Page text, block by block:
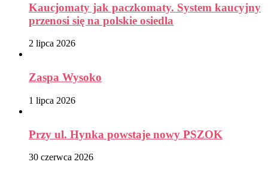
Kaucjomaty jak paczkomaty. System kaucyjny
przenosi się na polskie osiedla
2 lipca 2026
Zaspa Wysoko
1 lipca 2026
Przy ul. Hynka powstaje nowy PSZOK
30 czerwca 2026